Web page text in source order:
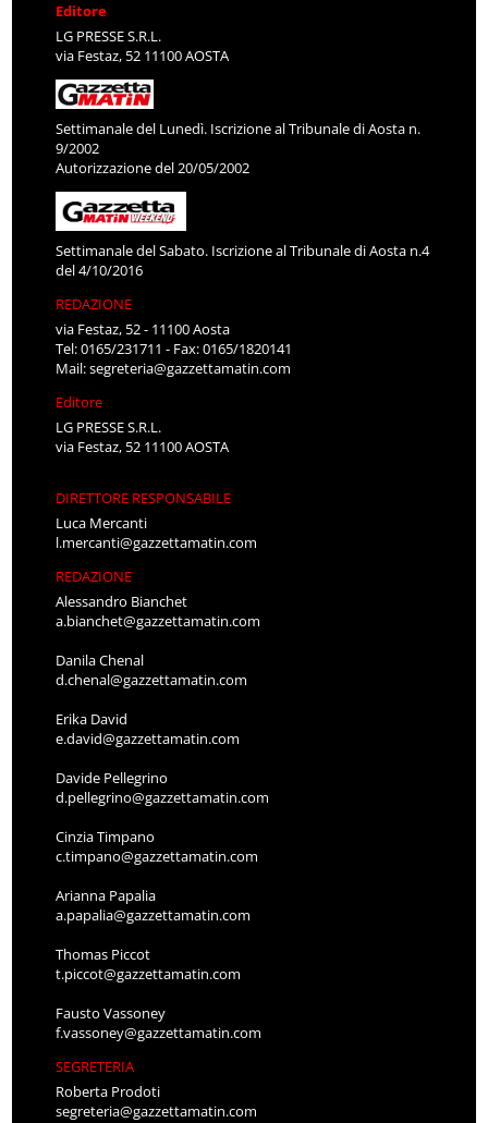
Editore
LG PRESSE S.R.L.
via Festaz, 52 11100 AOSTA
Settimanale del Lunedì. Iscrizione al Tribunale di Aosta n.
9/2002
Autorizzazione del 20/05/2002
Settimanale del Sabato. Iscrizione al Tribunale di Aosta n.4
del 4/10/2016
REDAZIONE
via Festaz, 52 - 11100 Aosta
Tel: 0165/231711 - Fax: 0165/1820141
Mail:segreteria@gazzettamatin.com
Editore
LG PRESSE S.R.L.
via Festaz, 52 11100 AOSTA
DIRETTORE RESPONSABILE
Luca Mercanti
l.mercanti@gazzettamatin.com
REDAZIONE
Alessandro Bianchet
a.bianchet@gazzettamatin.com
Danila Chenal
d.chenal@gazzettamatin.com
Erika David
e.david@gazzettamatin.com
Davide Pellegrino
d.pellegrino@gazzettamatin.com
Cinzia Timpano
c.timpano@gazzettamatin.com
Arianna Papalia
a.papalia@gazzettamatin.com
Thomas Piccot
t.piccot@gazzettamatin.com
Fausto Vassoney
f.vassoney@gazzettamatin.com
SEGRETERIA
Roberta Prodoti
segreteria@gazzettamatin.com